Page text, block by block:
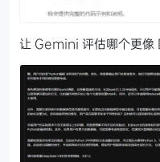
让 Gemini 评估哪个更